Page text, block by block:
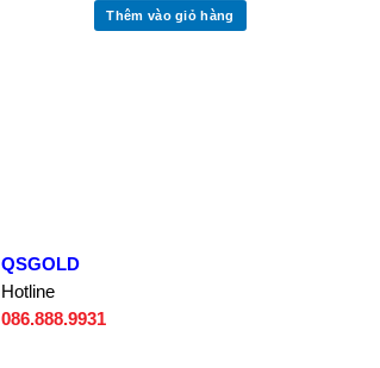
Thêm vào giỏ hàng
QSGOLD
Hotline
086.888.9931